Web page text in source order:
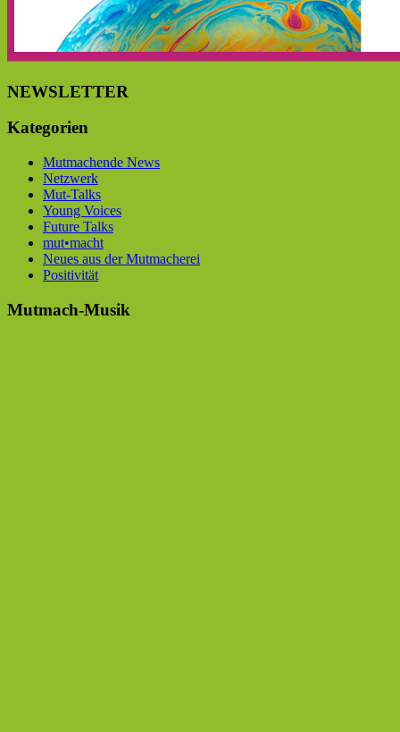
NEWSLETTER
Kategorien
Mutmachende News
Netzwerk
Mut-Talks
Young Voices
Future Talks
mut•macht
Neues aus der Mutmacherei
Positivität
Mutmach-Musik